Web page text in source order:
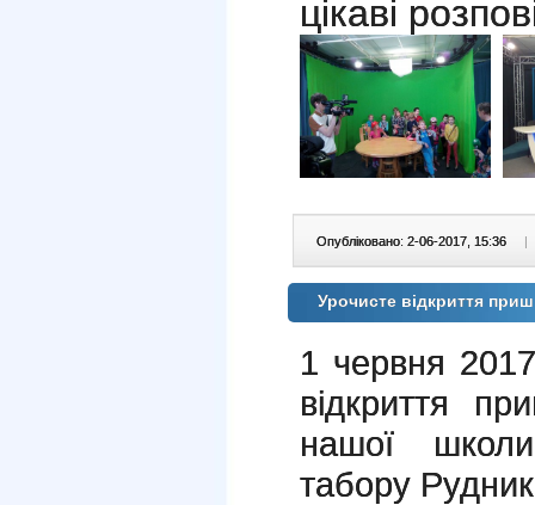
цікаві
Опубліковано: 2-06-2017, 15:36 |
Урочисте відкриття
1 червня
відкриття
нашої
табору